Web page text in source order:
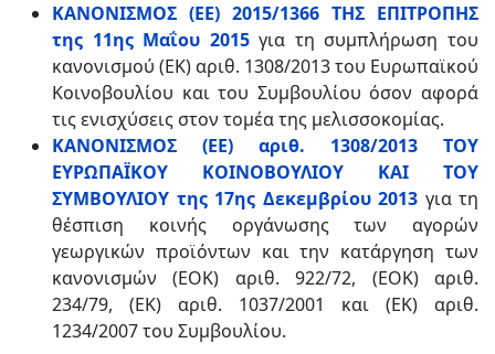
ΚΑΝΟΝΙΣΜΟΣ (ΕΕ) 2015/1366 ΤΗΣ ΕΠΙΤΡΟΠΗΣ
της 11ης Μαΐου 2015για τη συμπλήρωση του
κανονισμού (ΕΚ) αριθ. 1308/2013 του Ευρωπαϊκού
Κοινοβουλίου και του Συμβουλίου όσον αφορά
τις ενισχύσεις στον τομέα της μελισσοκομίας.
ΚΑΝΟΝΙΣΜΟΣ (ΕΕ) αριθ. 1308/2013 ΤΟΥ
ΕΥΡΩΠΑΪΚΟΥ ΚΟΙΝΟΒΟΥΛΙΟΥ ΚΑΙ ΤΟΥ
ΣΥΜΒΟΥΛΙΟΥ της 17ης Δεκεμβρίου 2013 για τη
θέσπιση κοινής οργάνωσης των αγορών
γεωργικών προϊόντων και την κατάργηση των
κανονισμών (ΕΟΚ) αριθ. 922/72, (ΕΟΚ) αριθ.
234/79, (ΕΚ) αριθ. 1037/2001 και (ΕΚ) αριθ.
1234/2007 του Συμβουλίου.